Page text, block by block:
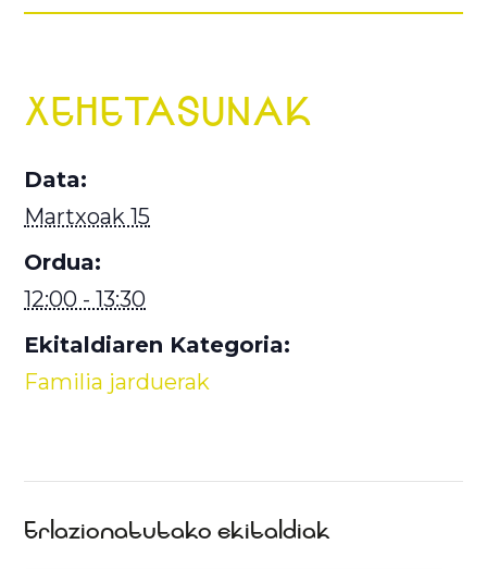
XEHETASUNAK
Data:
Martxoak 15
Ordua:
12:00 - 13:30
Ekitaldiaren Kategoria:
Familia jarduerak
Erlazionatutako ekitaldiak